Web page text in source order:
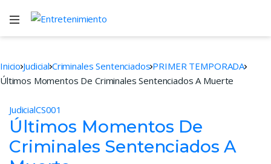
Inicio Judicial Criminales Sentenciados PRIMER TEMPORADA
Últimos Momentos De Criminales Sentenciados A Muerte
JudicialCS001
Últimos Momentos De
Criminales Sentenciados A